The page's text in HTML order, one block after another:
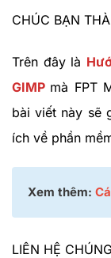
CHÚC BẠN
Trên đây là
GIMP mà FPT
bài viết này sẽ
ích về phần
Xem thêm:
LIÊN HỆ